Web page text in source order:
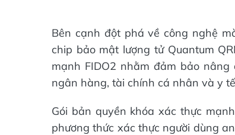
Bên cạnh đột phá về công nghệ
chip bảo mật lượng tử Quantum
mạnh FIDO2 nhằm đảm bảo
ngân hàng, tài chính cá nhân và y
Gói bản quyền khóa xác thực
phương thức xác thực người dùng